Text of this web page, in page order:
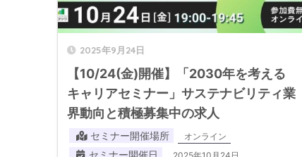
2025年9月24日
【10/24(金)開催】「2030年を考える
キャリアセミナー」サステナビリティ業
界動向と積極募集中の求人
セミナー開催場所 オンライン